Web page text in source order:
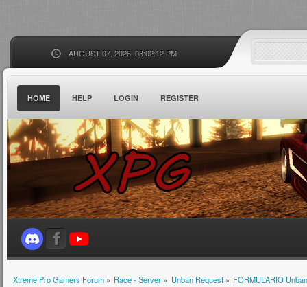
AUGUST 07, 2026, 03:02:12 PM
HOME HELP LOGIN REGISTER
Xtreme Pro Gamers Forum» Race - Server » Unban Request» FORMULARIO